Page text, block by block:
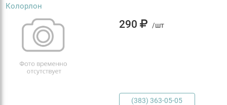
Колорлон
290 /шт
(383) 363-05-05